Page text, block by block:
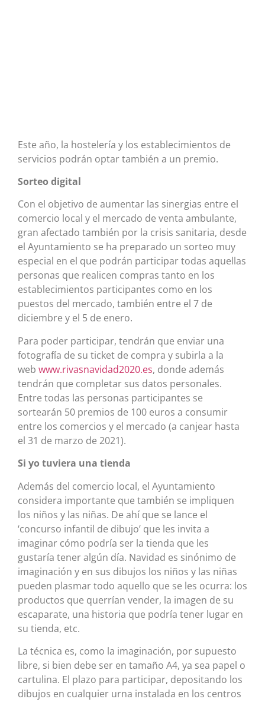
Este año, la hostelería y los establecimientos de
servicios podrán optar también a un premio.
Sorteo digital
Con el objetivo de aumentar las sinergias entre el
comercio local y el mercado de venta ambulante,
gran afectado también por la crisis sanitaria, desde
el Ayuntamiento se ha preparado un sorteo muy
especial en el que podrán participar todas aquellas
personas que realicen compras tanto en los
establecimientos participantes como en los
puestos del mercado, también entre el 7 de
diciembre y el 5 de enero.
Para poder participar, tendrán que enviar una
fotografía de su ticket de compra y subirla a la
web www.rivasnavidad2020.es, donde además
tendrán que completar sus datos personales.
Entre todas las personas participantes se
sortearán 50 premios de 100 euros a consumir
entre los comercios y el mercado (a canjear hasta
el 31 de marzo de 2021).
Si yo tuviera una tienda
Además del comercio local, el Ayuntamiento
considera importante que también se impliquen
los niños y las niñas. De ahí que se lance el
‘concurso infantil de dibujo’ que les invita a
imaginar cómo podría ser la tienda que les
gustaría tener algún día. Navidad es sinónimo de
imaginación y en sus dibujos los niños y las niñas
pueden plasmar todo aquello que se les ocurra: los
productos que querrían vender, la imagen de su
escaparate, una historia que podría tener lugar en
su tienda, etc.
La técnica es, como la imaginación, por supuesto
libre, si bien debe ser en tamaño A4, ya sea papel o
cartulina. El plazo para participar, depositando los
dibujos en cualquier urna instalada en los centros